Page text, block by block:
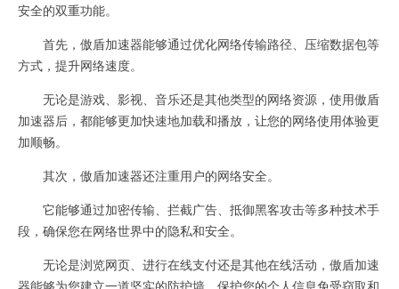
安全的双重功能。
首先，傲盾加速器能够通过优化网络传输路径、压缩数据包等
方式，提升网络速度。
无论是游戏、影视、音乐还是其他类型的网络资源，使用傲盾
加速器后，都能够更加快速地加载和播放，让您的网络使用体验更
加顺畅。
其次，傲盾加速器还注重用户的网络安全。
它能够通过加密传输、拦截广告、抵御黑客攻击等多种技术手
段，确保您在网络世界中的隐私和安全。
无论是浏览网页、进行在线支付还是其他在线活动，傲盾加速
器能够为您建立一道坚实的防护墙，保护您的个人信息免受窃取和